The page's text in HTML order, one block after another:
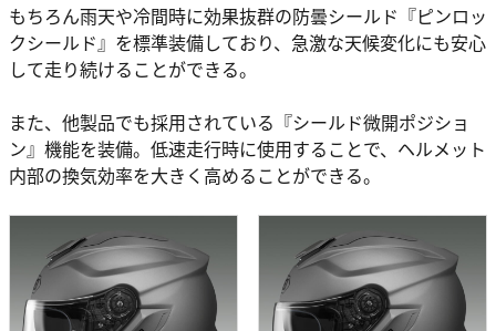
もちろん雨天や冷間時に効果抜群の防曇シールド『ピンロッ
クシールド』を標準装備しており、急激な天候変化にも安心
して走り続けることができる。
また、他製品でも採用されている『シールド微開ポジショ
ン』機能を装備。低速走行時に使用することで、ヘルメット
内部の換気効率を大きく高めることができる。